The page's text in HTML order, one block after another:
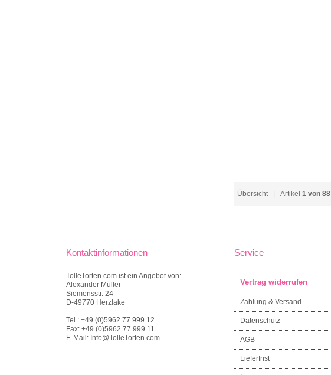
Übersicht| Artikel 1 von 88
Kontaktinformationen
TolleTorten.com ist ein Angebot von:
Alexander Müller
Siemensstr. 24
D-49770 Herzlake
Tel.: +49 (0)5962 77 999 12
Fax: +49 (0)5962 77 999 11
E-Mail: Info@TolleTorten.com
Service
Vertrag widerrufen
Zahlung & Versand
Datenschutz
AGB
Lieferfrist